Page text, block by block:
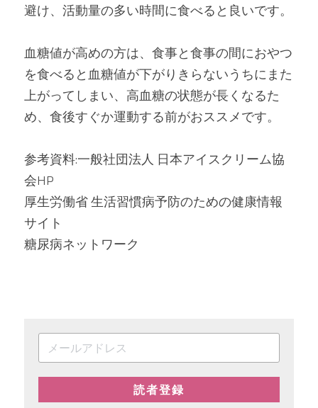
避け、活動量の多い時間に食べると良いです。
血糖値が高めの方は、食事と食事の間におやつ
を食べると血糖値が下がりきらないうちにまた
上がってしまい、高血糖の状態が長くなるた
め、食後すぐか運動する前がおススメです。
参考資料:一般社団法人 日本アイスクリーム協
会HP
厚生労働省 生活習慣病予防のための健康情報
サイト
糖尿病ネットワーク
読者登録